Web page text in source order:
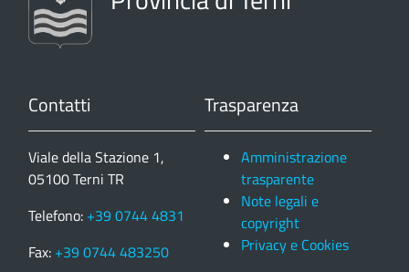
Contatti
Viale della Stazione 1,
05100 Terni TR
Telefono: +39 0744 4831
Fax: +39 0744 483250
Trasparenza
Amministrazione
trasparente
Note legali e
copyright
Privacy e Cookies